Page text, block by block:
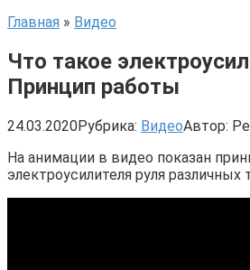
Главная » Видео
Что такое
Принцип работы
24.03.2020Рубрика: ВидеоАвтор:
На анимации в видео показан
электроусилителя руля различных